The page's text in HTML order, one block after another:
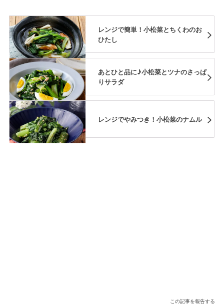
レンジで簡単！小松菜とちくわのお
ひたし
あとひと品に♪小松菜とツナのさっぱ
りサラダ
レンジでやみつき！小松菜のナムル
この記事を報告する